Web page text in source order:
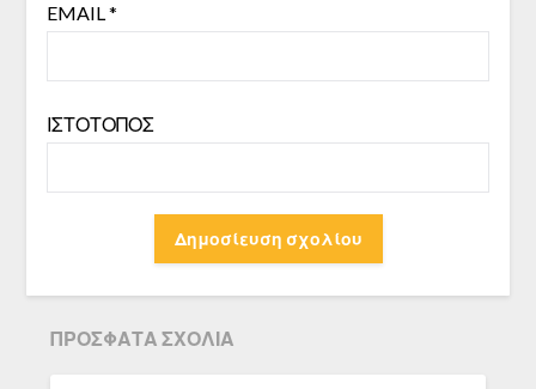
EMAIL*
ΙΣΤΌΤΟΠΟΣ
ΠΡΌΣΦΑΤΑ ΣΧΌΛΙΑ